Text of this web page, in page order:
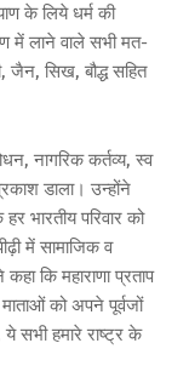
के लिये धर्म की
में लाने वाले सभी मत-
जैन, सिख, बौद्ध सहित
नागरिक कर्तव्य, स्व
डाला। उन्होंने
भारतीय परिवार को
में सामाजिक व
कहा कि महाराणा प्रताप
को अपने पूर्वजों
सभी हमारे राष्ट्र के